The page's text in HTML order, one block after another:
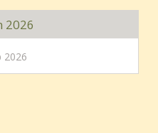
2026
2026